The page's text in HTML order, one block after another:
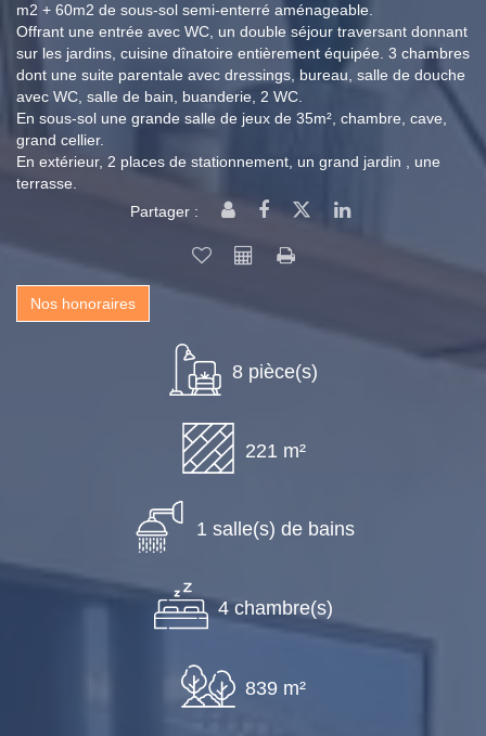
m2 + 60m2 de sous-sol semi-enterré aménageable.
Offrant une entrée avec WC, un double séjour traversant donnant
sur les jardins, cuisine dînatoire entièrement équipée. 3 chambres
dont une suite parentale avec dressings, bureau, salle de douche
avec WC, salle de bain, buanderie, 2 WC.
En sous-sol une grande salle de jeux de 35m², chambre, cave,
grand cellier.
En extérieur, 2 places de stationnement, un grand jardin , une
terrasse.
Partager :
Nos honoraires
8 pièce(s)
221 m²
1 salle(s) de bains
4 chambre(s)
839 m²